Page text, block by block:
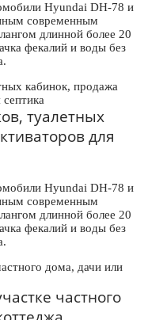
Hyundai DH-78 и
современным
длинной более 20
фекалий и воды без
туалетных
для
Hyundai DH-78 и
современным
длинной более 20
фекалий и воды без
частного